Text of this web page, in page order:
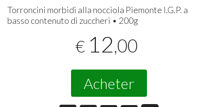
Torroncini morbidi alla nocciola Piemonte I.G.P. a
basso contenuto di zuccheri • 200g
€ 12,00
Acheter